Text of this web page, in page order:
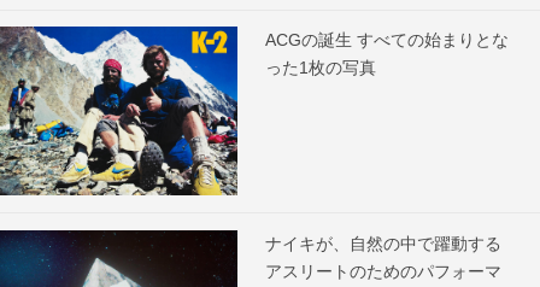
ACGの誕生 すべての始まりとな
った1枚の写真
ナイキが、自然の中で躍動する
アスリートのためのパフォーマ